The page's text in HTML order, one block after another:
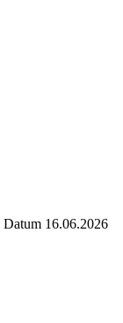
Datum 16.06.2026